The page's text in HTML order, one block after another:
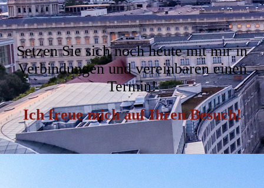
Setzen Sie sich noch heute mit mir in
Verbindungen und vereinbaren einen
Termin!
Ich freue mich auf Ihren Besuch!